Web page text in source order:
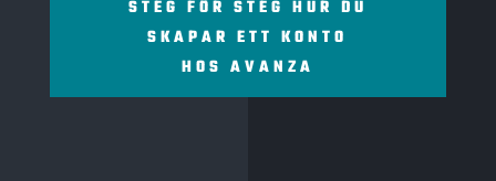
STEG FÖR STEG HUR DU
SKAPAR ETT KONTO
HOS AVANZA